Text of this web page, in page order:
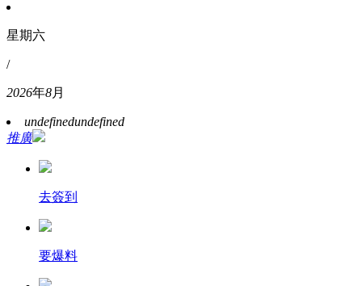
星期六
/
2026年8月
undefinedundefined
推廣
去簽到
要爆料